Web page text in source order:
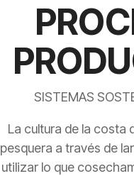
SISTEMAS
La cultura de la costa
pesquera a través de
utilizar lo que